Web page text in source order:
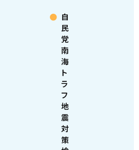
自
民
党
南
海
ト
ラ
フ
地
震
対
策